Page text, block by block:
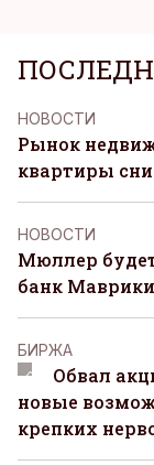
НОВОСТИ
Рынок
квартиры
НОВОСТИ
Мюллер
банк
БИРЖА
Обвал
новые
крепких